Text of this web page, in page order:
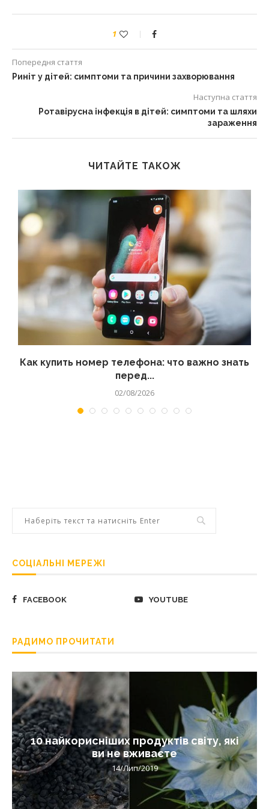
1
Попередня стаття
Риніт у дітей: симптоми та причини захворювання
Наступна стаття
Ротавірусна інфекція в дітей: симптоми та шляхи
зараження
ЧИТАЙТЕ ТАКОЖ
Как купить номер телефона: что важно знать
перед...
02/08/2026
СОЦІАЛЬНІ МЕРЕЖІ
FACEBOOK YOUTUBE
РАДИМО ПРОЧИТАТИ
10 найкорисніших продуктів світу, які
ви не вживаєте
14/Лип/2019